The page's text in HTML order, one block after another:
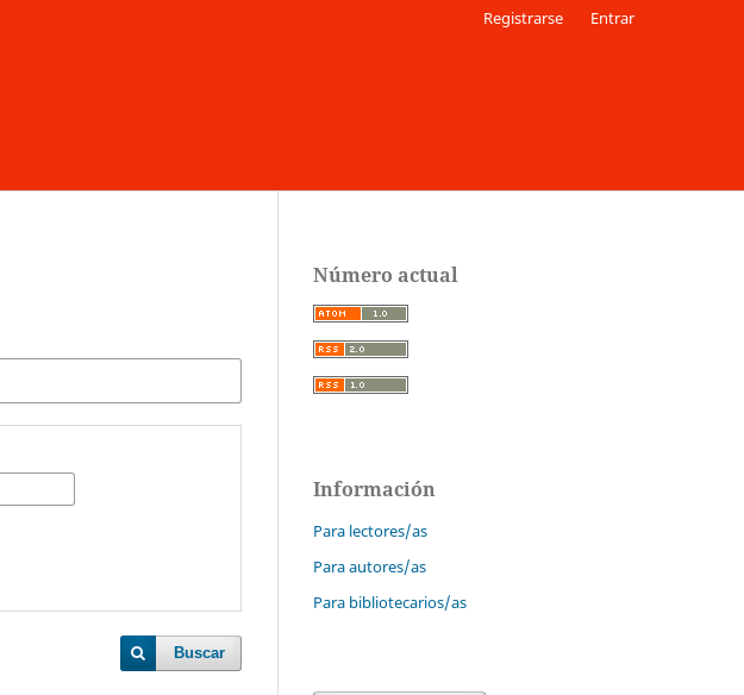
Registrarse Entrar
Buscar
Número actual
Información
Para lectores/as
Para autores/as
Para bibliotecarios/as